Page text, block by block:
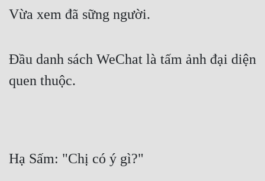
Vừa xem đã sững người.
Đầu danh sách WeChat là tấm ảnh đại diện
quen thuộc.
Hạ Sấm: "Chị có ý gì?"